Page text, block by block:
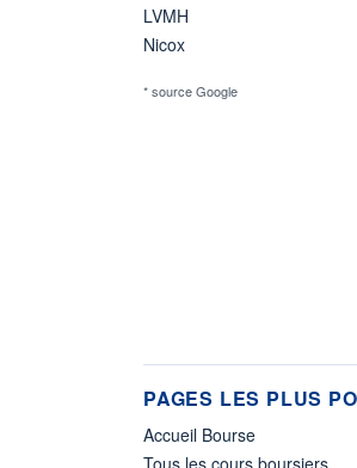
LVMH
Nicox
* source Google
PAGES LES PLUS
Accueil Bourse
Tous les cours boursiers